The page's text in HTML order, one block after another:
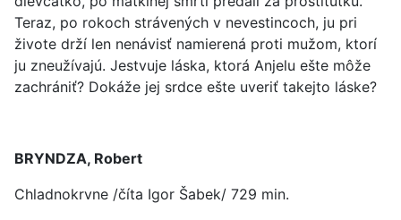
Teraz, po rokoch strávených v nevestincoch, ju pri
živote drží len nenávisť namierená proti mužom, ktorí
ju zneužívajú. Jestvuje láska, ktorá Anjelu ešte môže
zachrániť? Dokáže jej srdce ešte uveriť takejto láske?
BRYNDZA, Robert
Chladnokrvne /číta Igor Šabek/ 729 min.